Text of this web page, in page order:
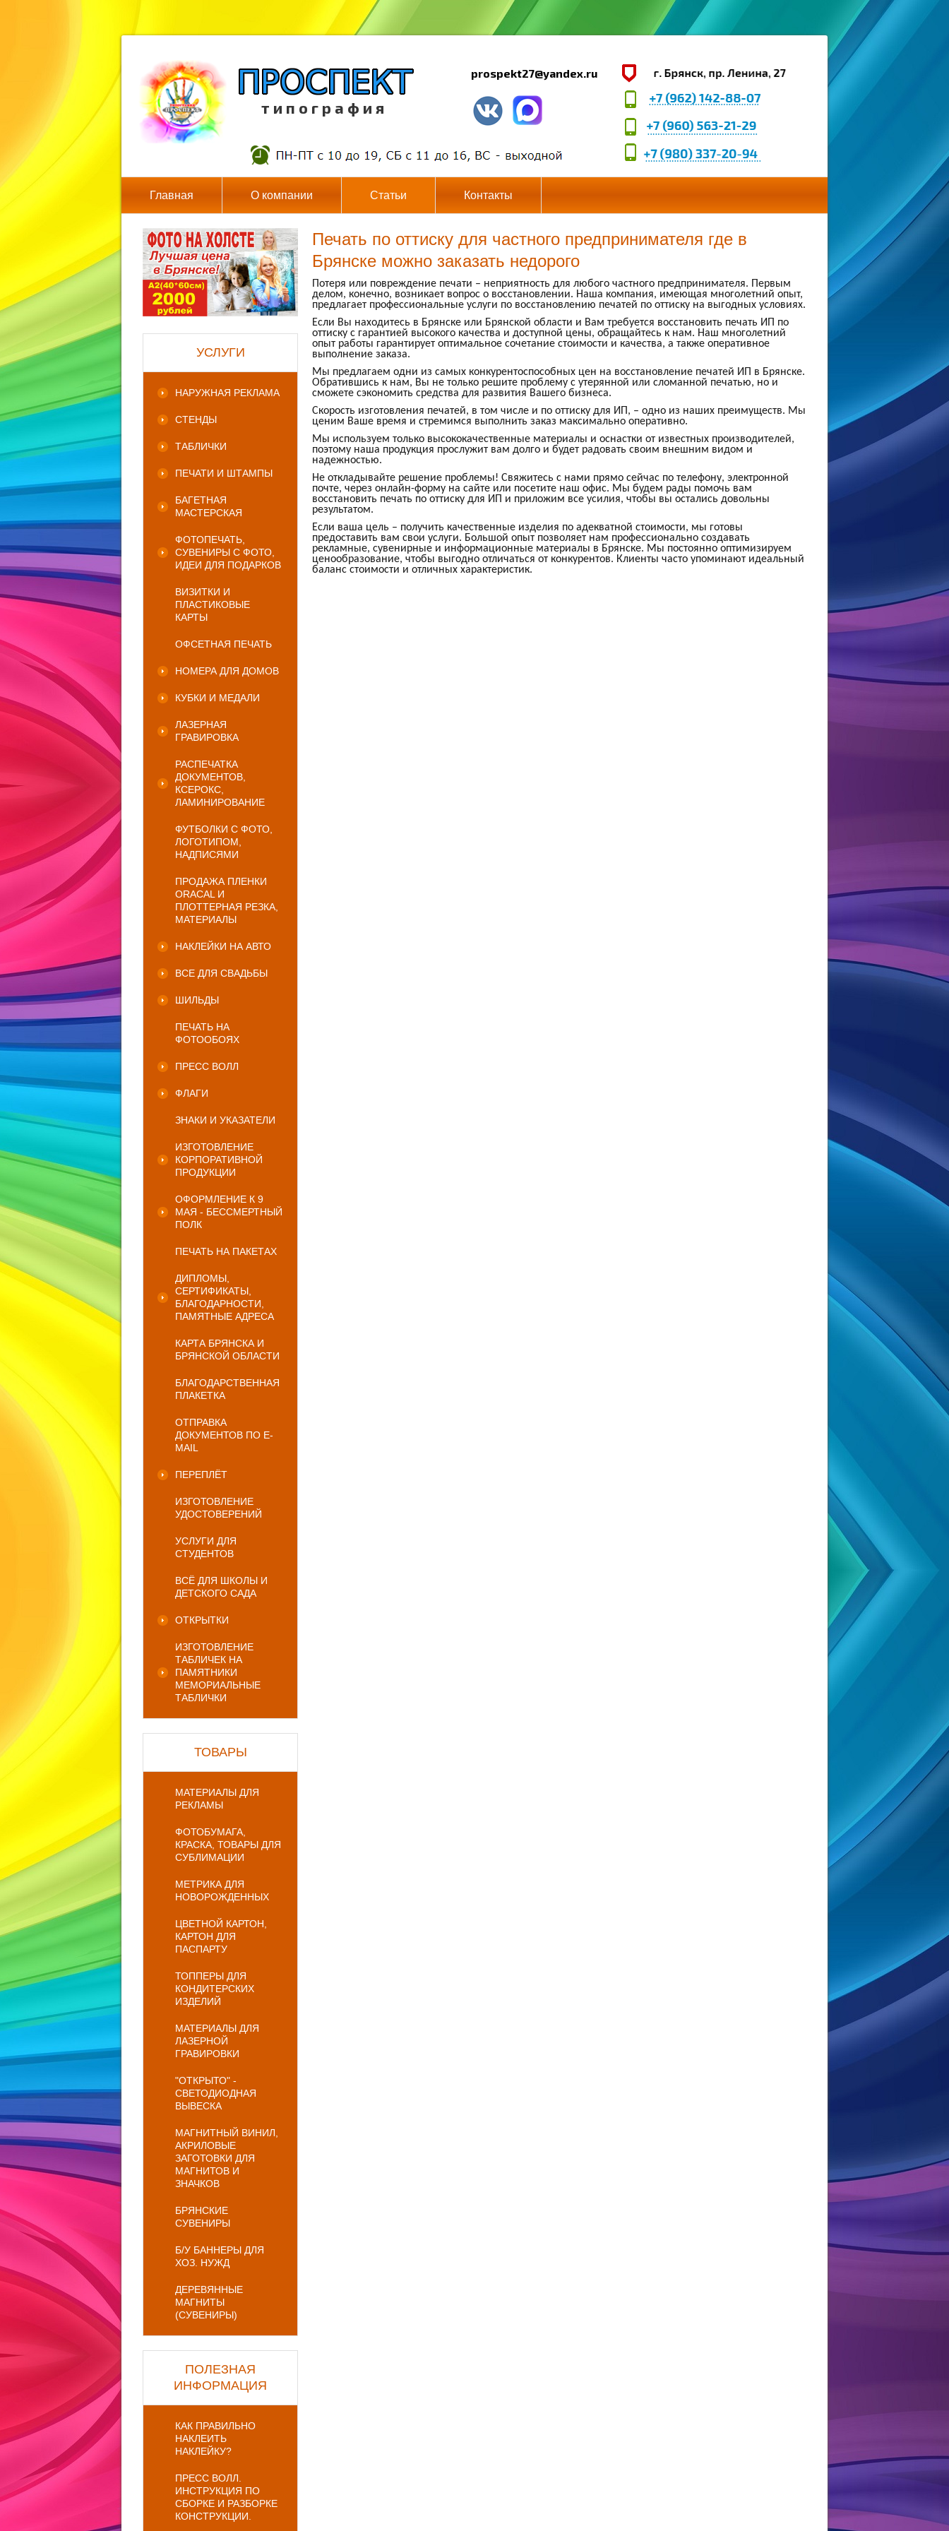
т и п о г р а ф и я
prospekt27@yandex.ru
Главная О компании Статьи Контакты
УСЛУГИ
НАРУЖНАЯ РЕКЛАМА
СТЕНДЫ
ТАБЛИЧКИ
ПЕЧАТИ И ШТАМПЫ
БАГЕТНАЯ
МАСТЕРСКАЯ
ФОТОПЕЧАТЬ,
СУВЕНИРЫ С ФОТО,
ИДЕИ ДЛЯ ПОДАРКОВ
ВИЗИТКИ И
ПЛАСТИКОВЫЕ
КАРТЫ
ОФСЕТНАЯ ПЕЧАТЬ
НОМЕРА ДЛЯ ДОМОВ
КУБКИ И МЕДАЛИ
ЛАЗЕРНАЯ
ГРАВИРОВКА
РАСПЕЧАТКА
ДОКУМЕНТОВ,
КСЕРОКС,
ЛАМИНИРОВАНИЕ
ФУТБОЛКИ С ФОТО,
ЛОГОТИПОМ,
НАДПИСЯМИ
ПРОДАЖА ПЛЕНКИ
ORACAL И
ПЛОТТЕРНАЯ РЕЗКА,
МАТЕРИАЛЫ
НАКЛЕЙКИ НА АВТО
ВСЕ ДЛЯ СВАДЬБЫ
ШИЛЬДЫ
ПЕЧАТЬ НА
ФОТООБОЯХ
ПРЕСС ВОЛЛ
ФЛАГИ
ЗНАКИ И УКАЗАТЕЛИ
ИЗГОТОВЛЕНИЕ
КОРПОРАТИВНОЙ
ПРОДУКЦИИ
ОФОРМЛЕНИЕ К 9
МАЯ - БЕССМЕРТНЫЙ
ПОЛК
ПЕЧАТЬ НА ПАКЕТАХ
ДИПЛОМЫ,
СЕРТИФИКАТЫ,
БЛАГОДАРНОСТИ,
ПАМЯТНЫЕ АДРЕСА
КАРТА БРЯНСКА И
БРЯНСКОЙ ОБЛАСТИ
БЛАГОДАРСТВЕННАЯ
ПЛАКЕТКА
ОТПРАВКА
ДОКУМЕНТОВ ПО E-
MAIL
ПЕРЕПЛЁТ
ИЗГОТОВЛЕНИЕ
УДОСТОВЕРЕНИЙ
УСЛУГИ ДЛЯ
СТУДЕНТОВ
ВСЁ ДЛЯ ШКОЛЫ И
ДЕТСКОГО САДА
ОТКРЫТКИ
ИЗГОТОВЛЕНИЕ
ТАБЛИЧЕК НА
ПАМЯТНИКИ
МЕМОРИАЛЬНЫЕ
ТАБЛИЧКИ
ТОВАРЫ
МАТЕРИАЛЫ ДЛЯ
РЕКЛАМЫ
ФОТОБУМАГА,
КРАСКА, ТОВАРЫ ДЛЯ
СУБЛИМАЦИИ
МЕТРИКА ДЛЯ
НОВОРОЖДЕННЫХ
ЦВЕТНОЙ КАРТОН,
КАРТОН ДЛЯ
ПАСПАРТУ
ТОППЕРЫ ДЛЯ
КОНДИТЕРСКИХ
ИЗДЕЛИЙ
МАТЕРИАЛЫ ДЛЯ
ЛАЗЕРНОЙ
ГРАВИРОВКИ
"ОТКРЫТО" -
СВЕТОДИОДНАЯ
ВЫВЕСКА
МАГНИТНЫЙ ВИНИЛ,
АКРИЛОВЫЕ
ЗАГОТОВКИ ДЛЯ
МАГНИТОВ И
ЗНАЧКОВ
БРЯНСКИЕ
СУВЕНИРЫ
Б/У БАННЕРЫ ДЛЯ
ХОЗ. НУЖД
ДЕРЕВЯННЫЕ
МАГНИТЫ
(СУВЕНИРЫ)
ПОЛЕЗНАЯ
ИНФОРМАЦИЯ
КАК ПРАВИЛЬНО
НАКЛЕИТЬ
НАКЛЕЙКУ?
ПРЕСС ВОЛЛ.
ИНСТРУКЦИЯ ПО
СБОРКЕ И РАЗБОРКЕ
КОНСТРУКЦИИ.
Печать по оттиску для частного предпринимателя где в
Брянске можно заказать недорого
Потеря или повреждение печати – неприятность для любого частного предпринимателя. Первым
делом, конечно, возникает вопрос о восстановлении. Наша компания, имеющая многолетний опыт,
предлагает профессиональные услуги по восстановлению печатей по оттиску на выгодных условиях.
Если Вы находитесь в Брянске или Брянской области и Вам требуется восстановить печать ИП по
оттиску с гарантией высокого качества и доступной цены, обращайтесь к нам. Наш многолетний
опыт работы гарантирует оптимальное сочетание стоимости и качества, а также оперативное
выполнение заказа.
Мы предлагаем одни из самых конкурентоспособных цен на восстановление печатей ИП в Брянске.
Обратившись к нам, Вы не только решите проблему с утерянной или сломанной печатью, но и
сможете сэкономить средства для развития Вашего бизнеса.
Скорость изготовления печатей, в том числе и по оттиску для ИП, – одно из наших преимуществ. Мы
ценим Ваше время и стремимся выполнить заказ максимально оперативно.
Мы используем только высококачественные материалы и оснастки от известных производителей,
поэтому наша продукция прослужит вам долго и будет радовать своим внешним видом и
надежностью.
Не откладывайте решение проблемы! Свяжитесь с нами прямо сейчас по телефону, электронной
почте, через онлайн-форму на сайте или посетите наш офис. Мы будем рады помочь вам
восстановить печать по оттиску для ИП и приложим все усилия, чтобы вы остались довольны
результатом.
Если ваша цель – получить качественные изделия по адекватной стоимости, мы готовы
предоставить вам свои услуги. Большой опыт позволяет нам профессионально создавать
рекламные, сувенирные и информационные материалы в Брянске. Мы постоянно оптимизируем
ценообразование, чтобы выгодно отличаться от конкурентов. Клиенты часто упоминают идеальный
баланс стоимости и отличных характеристик.